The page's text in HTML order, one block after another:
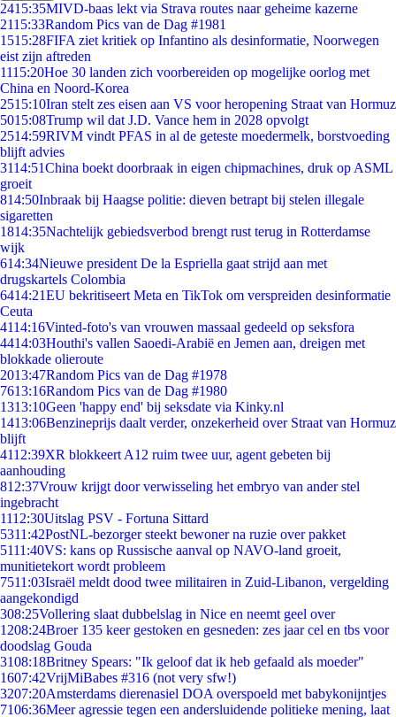
2415:35MIVD-baas lekt via Strava routes naar geheime kazerne
2115:33Random Pics van de Dag #1981
1515:28FIFA ziet kritiek op Infantino als desinformatie, Noorwegen
eist zijn aftreden
1115:20Hoe 30 landen zich voorbereiden op mogelijke oorlog met
China en Noord-Korea
2515:10Iran stelt zes eisen aan VS voor heropening Straat van Hormuz
5015:08Trump wil dat J.D. Vance hem in 2028 opvolgt
2514:59RIVM vindt PFAS in al de geteste moedermelk, borstvoeding
blijft advies
3114:51China boekt doorbraak in eigen chipmachines, druk op ASML
groeit
814:50Inbraak bij Haagse politie: dieven betrapt bij stelen illegale
sigaretten
1814:35Nachtelijk gebiedsverbod brengt rust terug in Rotterdamse
wijk
614:34Nieuwe president De la Espriella gaat strijd aan met
drugskartels Colombia
6414:21EU bekritiseert Meta en TikTok om verspreiden desinformatie
Ceuta
4114:16Vinted-foto's van vrouwen massaal gedeeld op seksfora
4414:03Houthi's vallen Saoedi-Arabië en Jemen aan, dreigen met
blokkade olieroute
2013:47Random Pics van de Dag #1978
7613:16Random Pics van de Dag #1980
1313:10Geen 'happy end' bij seksdate via Kinky.nl
1413:06Benzineprijs daalt verder, onzekerheid over Straat van Hormuz
blijft
4112:39XR blokkeert A12 ruim twee uur, agent gebeten bij
aanhouding
812:37Vrouw krijgt door verwisseling het embryo van ander stel
ingebracht
1112:30Uitslag PSV - Fortuna Sittard
5311:42PostNL-bezorger steekt bewoner na ruzie over pakket
5111:40VS: kans op Russische aanval op NAVO-land groeit,
munitietekort wordt probleem
7511:03Israël meldt dood twee militairen in Zuid-Libanon, vergelding
aangekondigd
308:25Vollering slaat dubbelslag in Nice en neemt geel over
1208:24Broer 135 keer gestoken en gesneden: zes jaar cel en tbs voor
doodslag Gouda
3108:18Britney Spears: "Ik geloof dat ik heb gefaald als moeder"
1607:42VrijMiBabes #316 (not very sfw!)
3207:20Amsterdams dierenasiel DOA overspoeld met babykonijntjes
7106:36Meer agressie tegen een andersluidende politieke mening, laat